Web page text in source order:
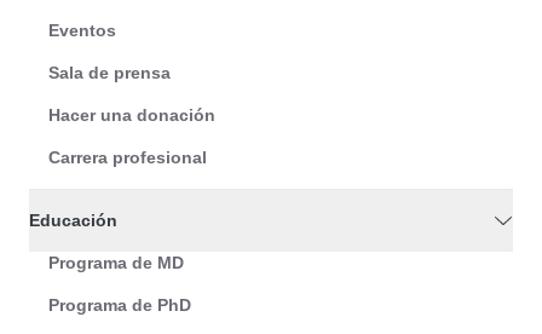
Eventos
Sala de prensa
Hacer una donación
Carrera profesional
Educación
Programa de MD
Programa de PhD